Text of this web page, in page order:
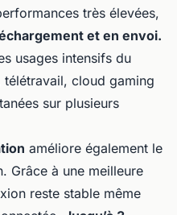
très élevées,
et en envoi.
usages intensifs du
cloud gaming
sur plusieurs
améliore également le
Grâce à une meilleure
reste stable même